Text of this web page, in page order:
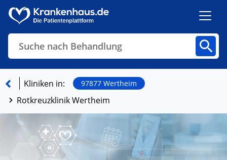
Suche nach Behandlung
Finden
Kliniken in: 97877 Wertheim
Rotkreuzklinik Wertheim